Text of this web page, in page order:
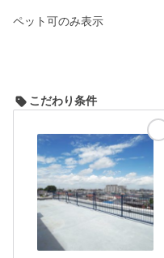
ペット可のみ表示
こだわり条件